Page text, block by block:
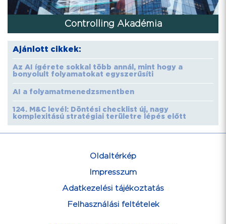
Controlling Akadémia
Ajánlott cikkek:
Az AI ígérete sokkal több annál, mint hogy a
bonyolult folyamatokat egyszerűsíti
AI a folyamatmenedzsmentben
124. M&C levél: Döntési checklist új, nagy
komplexitású stratégiai területre lépés előtt
Oldaltérkép
Impresszum
Adatkezelési tájékoztatás
Felhasználási feltételek